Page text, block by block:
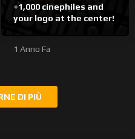
+1,000 cinephiles and
your logo at the center!
1 Anno Fa
DI PIÙ